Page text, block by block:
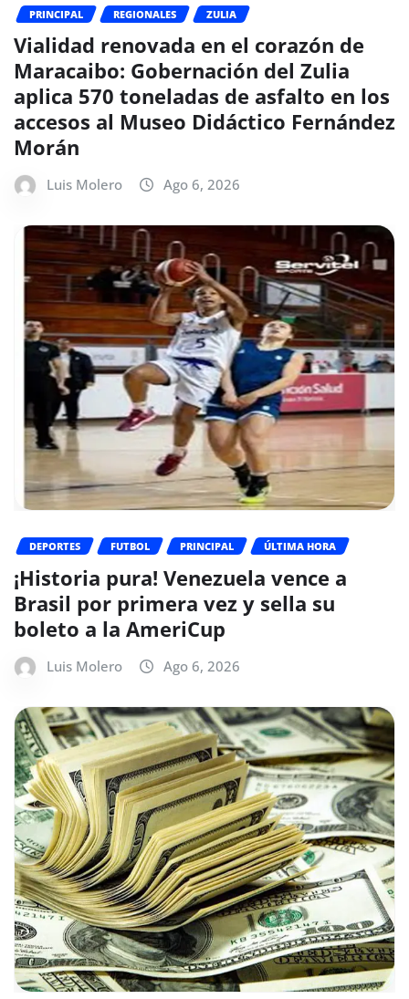
PRINCIPAL REGIONALES ZULIA
Vialidad renovada en el corazón de
Maracaibo: Gobernación del Zulia
aplica 570 toneladas de asfalto en los
accesos al Museo Didáctico Fernández
Morán
Luis Molero Ago 6, 2026
DEPORTES FUTBOL PRINCIPAL ÚLTIMA HORA
¡Historia pura! Venezuela vence a
Brasil por primera vez y sella su
boleto a la AmeriCup
Luis Molero Ago 6, 2026